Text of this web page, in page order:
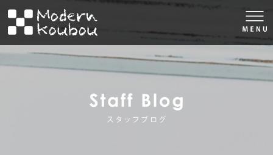
株式会社モダン工房